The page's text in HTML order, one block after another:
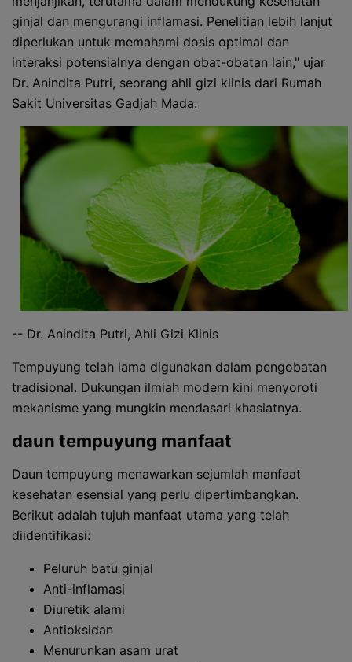
ginjal dan mengurangi inflamasi. Penelitian lebih lanjut
diperlukan untuk memahami dosis optimal dan
interaksi potensialnya dengan obat-obatan lain," ujar
Dr. Anindita Putri, seorang ahli gizi klinis dari Rumah
Sakit Universitas Gadjah Mada.
-- Dr. Anindita Putri, Ahli Gizi Klinis
Tempuyung telah lama digunakan dalam pengobatan
tradisional. Dukungan ilmiah modern kini menyoroti
mekanisme yang mungkin mendasari khasiatnya.
daun tempuyung manfaat
Daun tempuyung menawarkan sejumlah manfaat
kesehatan esensial yang perlu dipertimbangkan.
Berikut adalah tujuh manfaat utama yang telah
diidentifikasi:
Peluruh batu ginjal
Anti-inflamasi
Diuretik alami
Antioksidan
Menurunkan asam urat